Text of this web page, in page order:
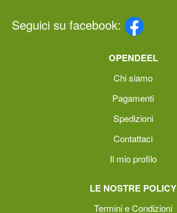
Seguici su facebook:
OPENDEEL
Chi siamo
Pagamenti
Spedizioni
Contattaci
Il mio profilo
LE NOSTRE POLICY
Termini e Condizioni